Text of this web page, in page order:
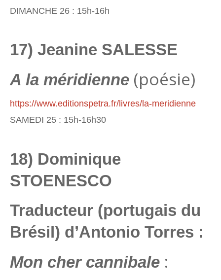
DIMANCHE 26 : 15h-16h
17) Jeanine SALESSE
A la méridienne (poésie)
https://www.editionspetra.fr/livres/la-meridienne
SAMEDI 25 : 15h-16h30
18) Dominique
STOENESCO
Traducteur (portugais du
Brésil) d’Antonio Torres :
Mon cher cannibale :